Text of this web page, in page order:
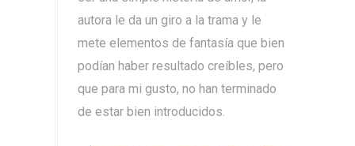
autora le da un giro a la trama y le
mete elementos de fantasía que bien
podían haber resultado creíbles, pero
que para mi gusto, no han terminado
de estar bien introducidos.